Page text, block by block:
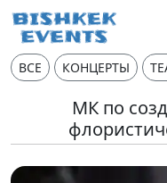
ВСЕ КОНЦЕРТЫ
МК по